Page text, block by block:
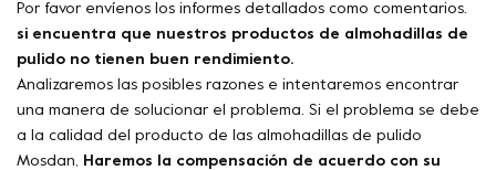
Por favor envíenos los informes detallados como comentarios.
si encuentra que nuestros productos de almohadillas de
pulido no tienen buen rendimiento.
Analizaremos las posibles razones e intentaremos encontrar
una manera de solucionar el problema. Si el problema se debe
a la calidad del producto de las almohadillas de pulido
Mosdan, Haremos la compensación de acuerdo con su